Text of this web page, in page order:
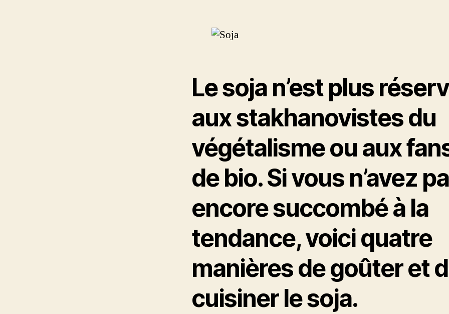
Le soja n’est plus
aux stakhanovistes du
végétalisme ou aux
de bio. Si vous n’avez
encore succombé à la
tendance, voici quatre
manières de goûter et
cuisiner le soja.